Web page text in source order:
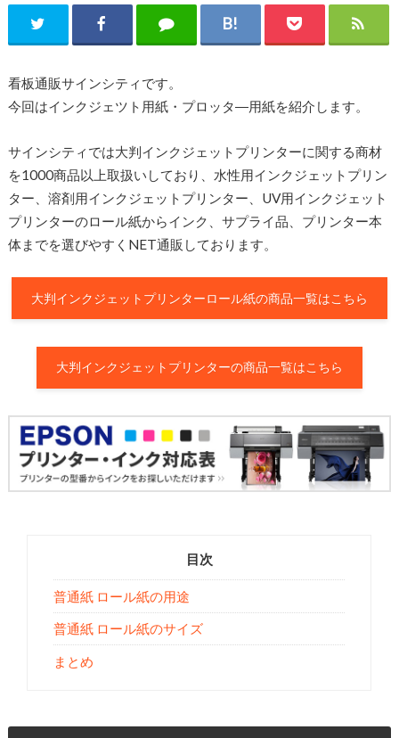
看板通販サインシティです。
今回はインクジェツト用紙・プロッタ―用紙を紹介します。
サインシティでは大判インクジェットプリンターに関する商材
を1000商品以上取扱いしており、水性用インクジェットプリン
ター、溶剤用インクジェットプリンター、UV用インクジェット
プリンターのロール紙からインク、サプライ品、プリンター本
体までを選びやすくNET通販しております。
大判インクジェットプリンターロール紙の商品一覧はこちら
大判インクジェットプリンターの商品一覧はこちら
目次
普通紙 ロール紙の用途
普通紙 ロール紙のサイズ
まとめ